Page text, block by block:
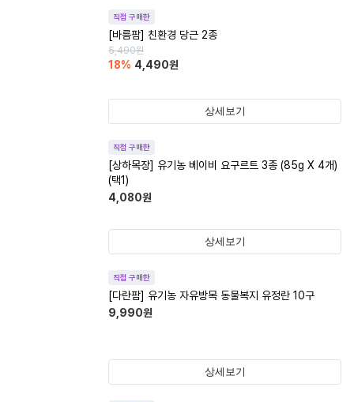
직접 구매한
[바름팜] 친환경 당근 2종
5,490원
18% 4,490원
상세보기
직접 구매한
[상하목장] 유기농 베이비 요구르트 3종 (85g X 4개)
(택1)
4,080원
상세보기
직접 구매한
[다란팜] 유기농 자유방목 동물복지 유정란 10구
9,990원
상세보기